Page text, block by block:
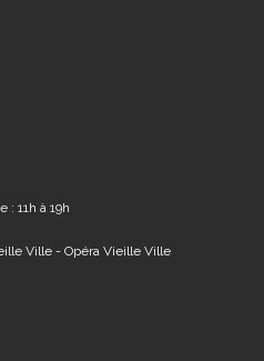
: 11h à 19h
Ville - Opéra Vieille Ville